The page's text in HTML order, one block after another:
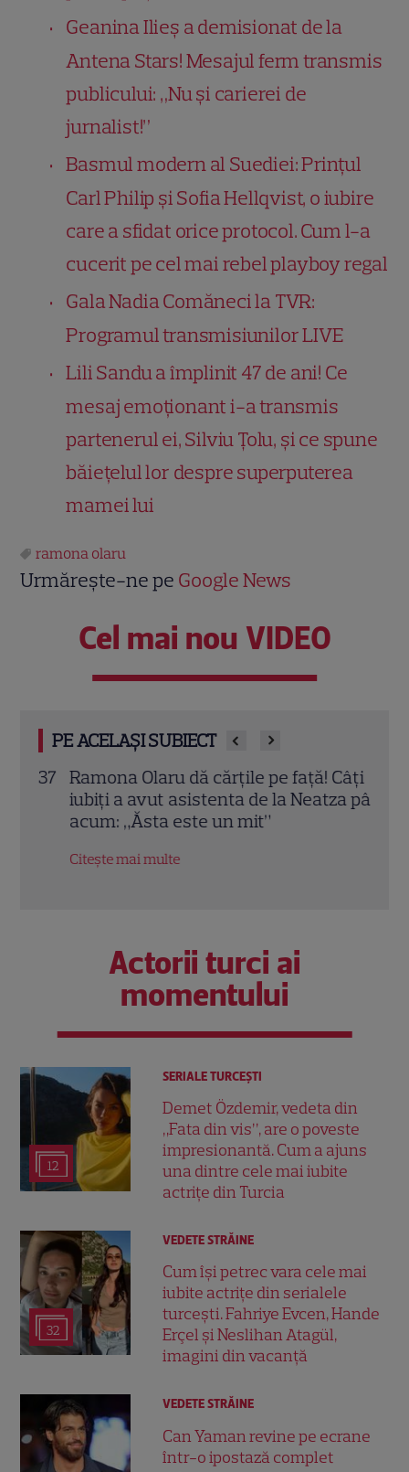
Geanina Ilieș a demisionat de la
Antena Stars! Mesajul ferm transmis
publicului: „Nu și carierei de
jurnalist!”
Basmul modern al Suediei: Prințul
Carl Philip și Sofia Hellqvist, o iubire
care a sfidat orice protocol. Cum l-a
cucerit pe cel mai rebel playboy regal
Gala Nadia Comăneci la TVR:
Programul transmisiunilor LIVE
Lili Sandu a împlinit 47 de ani! Ce
mesaj emoționant i-a transmis
partenerul ei, Silviu Țolu, și ce spune
băiețelul lor despre superputerea
mamei lui
ramona olaru
Urmărește-ne pe Google News
Cel mai nou VIDEO
PE ACELAȘI SUBIECT
Ramona Olaru dă cărțile pe față! Câți
iubiți a avut asistenta de la Neatza până
acum: „Ăsta este un mit”
Citește mai multe
Actorii turci ai
momentului
12
SERIALE TURCEŞTI
Demet Özdemir, vedeta din
„Fata din vis”, are o poveste
impresionantă. Cum a ajuns
una dintre cele mai iubite
actrițe din Turcia
32
VEDETE STRĂINE
Cum își petrec vara cele mai
iubite actrițe din serialele
turcești. Fahriye Evcen, Hande
Erçel și Neslihan Atagül,
imagini din vacanță
VEDETE STRĂINE
Can Yaman revine pe ecrane
într-o ipostază complet